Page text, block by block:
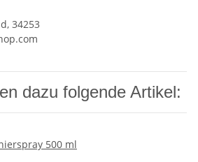
34253
dazu folgende Artikel: